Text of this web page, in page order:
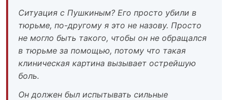
Ситуация с Пушкиным? Его просто убили в
тюрьме, по-другому я это не назову. Просто
не могло быть такого, чтобы он не обращался
в тюрьме за помощью, потому что такая
клиническая картина вызывает острейшую
боль.
Он должен был испытывать сильные